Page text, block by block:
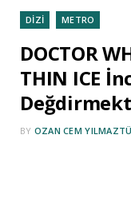
DİZİ METRO
DOCTOR
THIN ICE
BY OZAN CEM